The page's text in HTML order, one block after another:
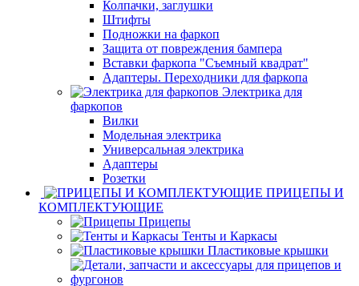
Колпачки, заглушки
Штифты
Подножки на фаркоп
Защита от повреждения бампера
Вставки фаркопа "Съемный квадрат"
Адаптеры. Переходники для фаркопа
Электрика для
фаркопов
Вилки
Модельная электрика
Универсальная электрика
Адаптеры
Розетки
ПРИЦЕПЫ И
КОМПЛЕКТУЮЩИЕ
Прицепы
Тенты и Каркасы
Пластиковые крышки